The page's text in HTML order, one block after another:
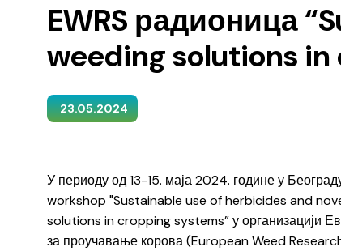
EWRS радионица
weeding solutions
23.05.2024
У периоду од 13-15. маја 2024. године у
workshop "Sustainable use of herbicides and
solutions in cropping systems” у организацији
за проучавање корова (European Weed